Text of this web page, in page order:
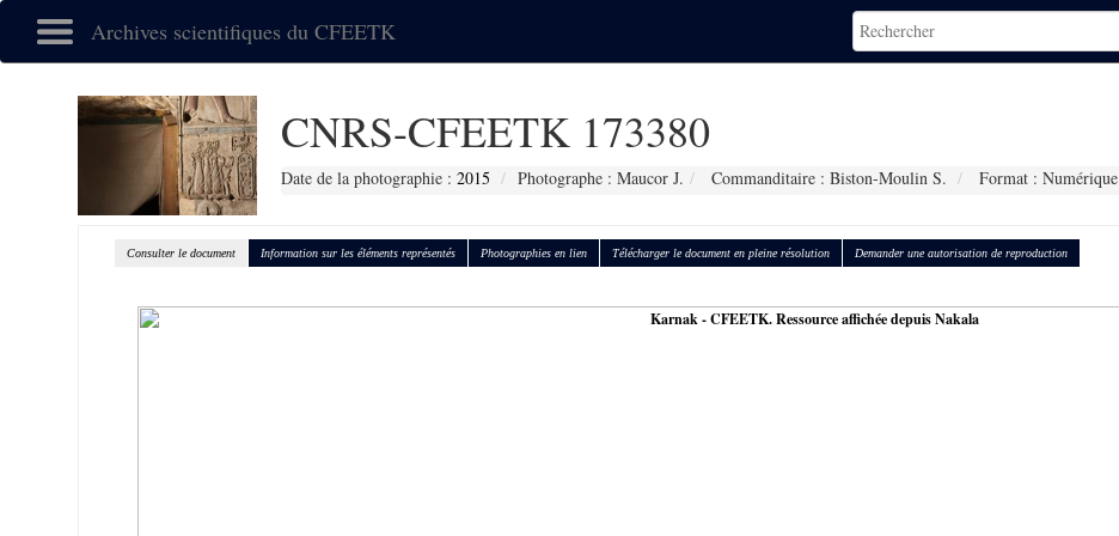
Archives scientifiques du CFEETK
CNRS-CFEETK 173380
Date de la photographie :2015 Photographe : Maucor J. Commanditaire : Biston-Moulin S. Format : Numérique
Consulter le document Information sur les éléments représentés Photographies en lien Télécharger le document en pleine résolution Demander une autorisation de reproduction